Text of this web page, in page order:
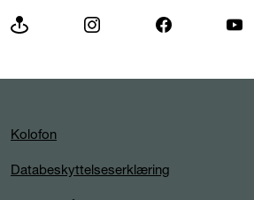
Kolofon
Databeskyttelseserklæring